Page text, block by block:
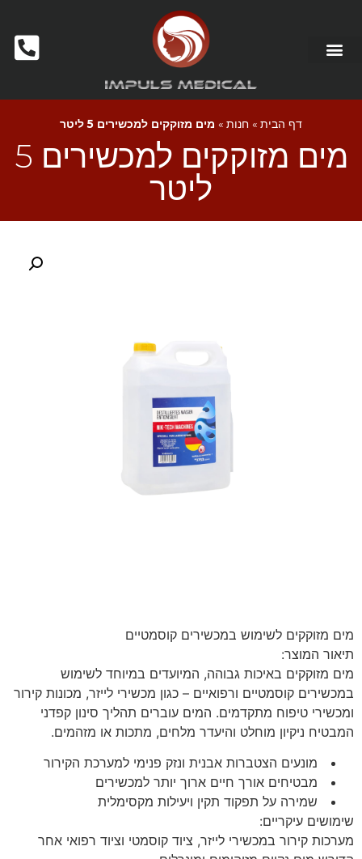
דף הבית » חנות » מים מזוקקים למכשירים 5 ליטר
מים מזוקקים למכשירים 5
ליטר
מים מזוקקים לשימוש במכשירים קוסמטיים
תיאור המוצר:
מים מזוקקים באיכות גבוהה, המיועדים במיוחד לשימוש
במכשירים קוסמטיים ורפואיים – כגון מכשירי לייזר, מכונות קירור
ומכשירי טיפוח מתקדמים. המים עוברים תהליך סינון קפדני
המבטיח ניקיון מוחלט והיעדר מלחים, מתכות או מזהמים.
מונעים הצטברות אבנית ונזק פנימי למערכת הקירור
מבטיחים אורך חיים ארוך יותר למכשירים
שמירה על תפקוד תקין ויעילות מקסימלית
שימושים עיקריים:
מערכות קירור במכשירי לייזר, ציוד קוסמטי וציוד רפואי אחר